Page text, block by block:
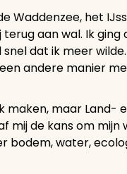
Waddenzee, het
aan wal. Ik ging
dat ik meer
andere manier
maken, maar
mij de kans om
bodem, water,